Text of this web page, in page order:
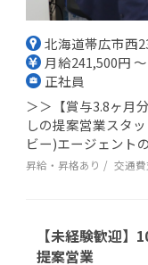
北海道帯広市西
月給241,500円
正社員
＞＞【賞与3.8ヶ月
しの提案営業スタ
ビー)エージェント
昇給・昇格あり 交通
【未経験歓迎
提案営業